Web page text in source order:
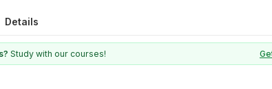
Details
Study with our courses!